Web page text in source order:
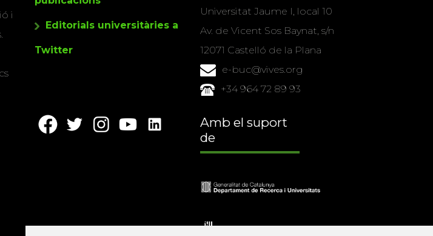
i
Editorials universitàries a
Twitter
Universitat Jaume I, local 10
Av. de Vicent Sos Baynat, s/n
12071 Castelló de la Plana
e-buc@vives.org
+34 964 72 89 93
Amb el suport
de